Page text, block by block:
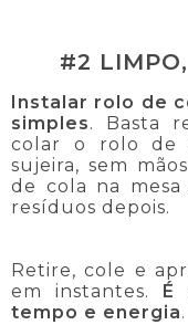
#2
Instalar rolo de
simples. Basta
colar o rolo de
sujeira, sem
de cola na
resíduos depois.
Retire, cole e
em instantes. É
tempo e energia.